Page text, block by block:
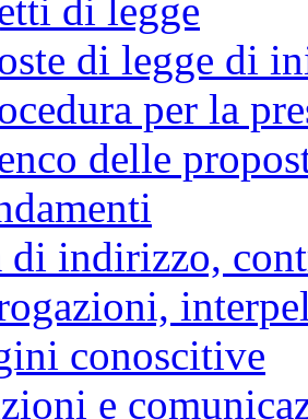
di legge
di legge di
per la
delle
indirizzo,
conoscitive
e